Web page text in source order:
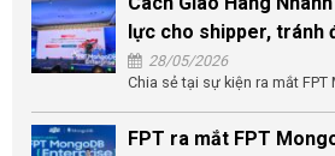
lực cho shipper, tránh
28/05/2026
Chia sẻ tại sự kiện ra mắt FPT
FPT ra mắt FPT